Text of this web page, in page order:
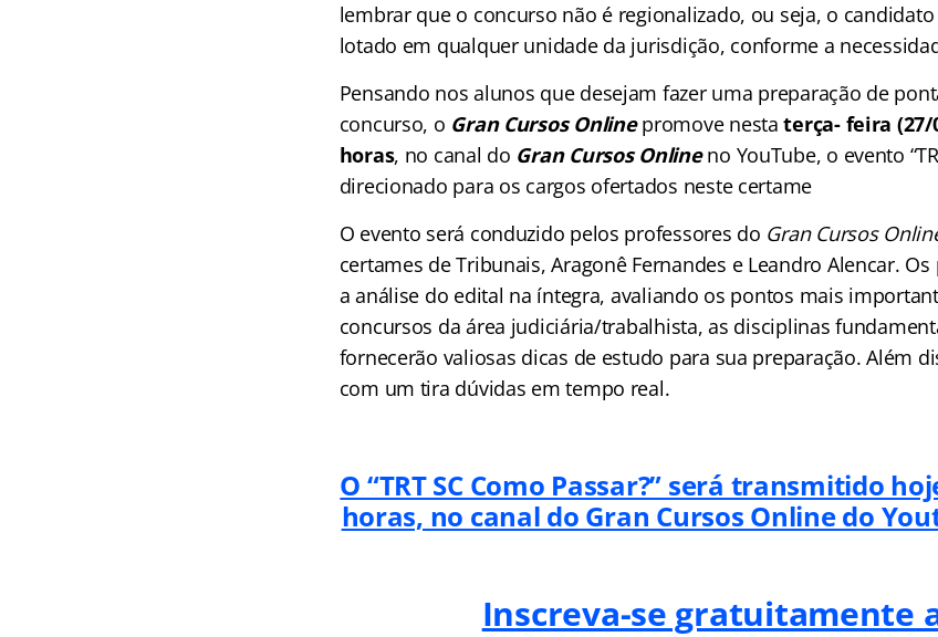
lembrar que o concurso não é regionalizado, ou seja, o
lotado em qualquer unidade da jurisdição, conforme a
Pensando nos alunos que desejam fazer uma preparação de
concurso, o Gran Cursos Onlinepromove nestaterça- feira (27/
horas, no canal do Gran Cursos Onlineno YouTube, o evento
direcionado para os cargos ofertados neste certame
O evento será conduzido pelos professores do Gran Cursos
certames de Tribunais, Aragonê Fernandes e Leandro Alencar.
a análise do edital na íntegra, avaliando os pontos mais
concursos da área judiciária/trabalhista, as disciplinas
fornecerão valiosas dicas de estudo para sua preparação. Além
com um tira dúvidas em tempo real.
O “TRT SC Como Passar?” será transmitido
horas, no canal do Gran Cursos Online do
Inscreva-se gratuitamente